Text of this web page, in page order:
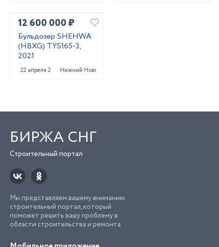
12 600 000 ₽
Бульдозер SHEHWA
(HBXG) TYS165-3,
2021
22 апреля 2022 Нижний Новгород
БИРЖА СНГ
Строительный портал
Мы представляем вашему вниманию
строительный портал, который
поможет решить вашу проблему в
области строительства и ремонта.